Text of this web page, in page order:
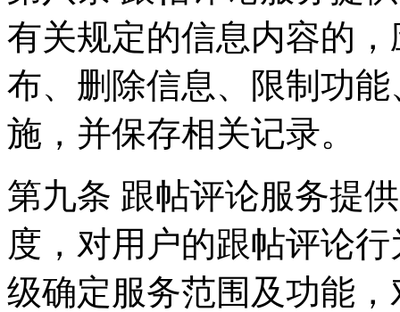
有关规定的信息内容的
布、删除信息、限制功
施，并保存相关记录。
第九条 跟帖评论服务提
度，对用户的跟帖评论
级确定服务范围及功能